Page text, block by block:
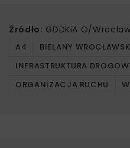
Źródło: GDDKiA O/Wrocław
A4 BIELANY
INFRASTRUKTURA
ORGANIZACJA RUCHU